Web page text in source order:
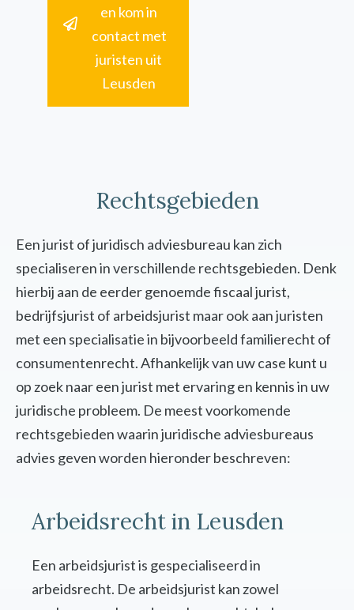
en kom in
contact met
juristen uit
Leusden
Rechtsgebieden
Een jurist of juridisch adviesbureau kan zich
specialiseren in verschillende rechtsgebieden. Denk
hierbij aan de eerder genoemde fiscaal jurist,
bedrijfsjurist of arbeidsjurist maar ook aan juristen
met een specialisatie in bijvoorbeeld familierecht of
consumentenrecht. Afhankelijk van uw case kunt u
op zoek naar een jurist met ervaring en kennis in uw
juridische probleem. De meest voorkomende
rechtsgebieden waarin juridische adviesbureaus
advies geven worden hieronder beschreven:
Arbeidsrecht in Leusden
Een arbeidsjurist is gespecialiseerd in
arbeidsrecht. De arbeidsjurist kan zowel